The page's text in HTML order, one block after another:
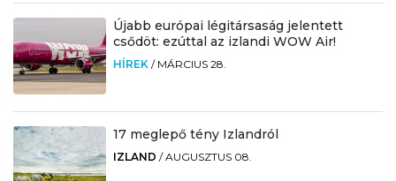
Újabb európai légitársaság jelentett
csődöt: ezúttal az izlandi WOW Air!
HÍREK / MÁRCIUS 28.
17 meglepő tény Izlandról
IZLAND /AUGUSZTUS 08.